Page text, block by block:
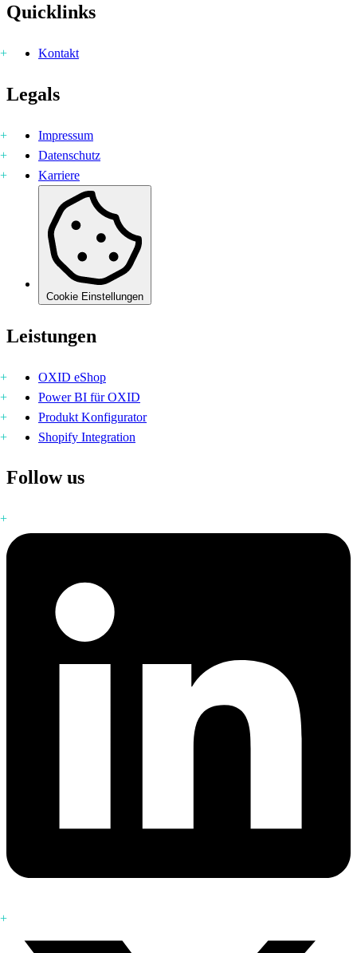
Quicklinks
Kontakt
Legals
Impressum
Datenschutz
Karriere
Cookie Einstellungen
Leistungen
OXID eShop
Power BI für OXID
Produkt Konfigurator
Shopify Integration
Follow us